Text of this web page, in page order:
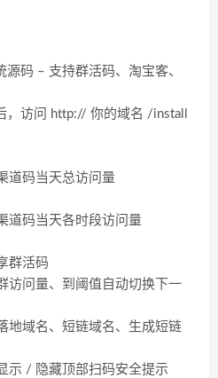
码 – 支持群活码、淘宝客、
，访问 http:// 你的域名 /install
道码当天总访问量
道码当天各时段访问量
群活码
访问量、到阈值自动切换下一
地域名、短链域名、生成短链
示 / 隐藏顶部扫码安全提示